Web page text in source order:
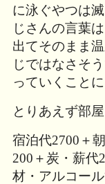
に泳ぐやつは
じさんの言葉
出てそのまま
じではなさそ
っていくことに
とりあえず部
宿泊代2700＋
200＋炭・薪代
材・アルコー